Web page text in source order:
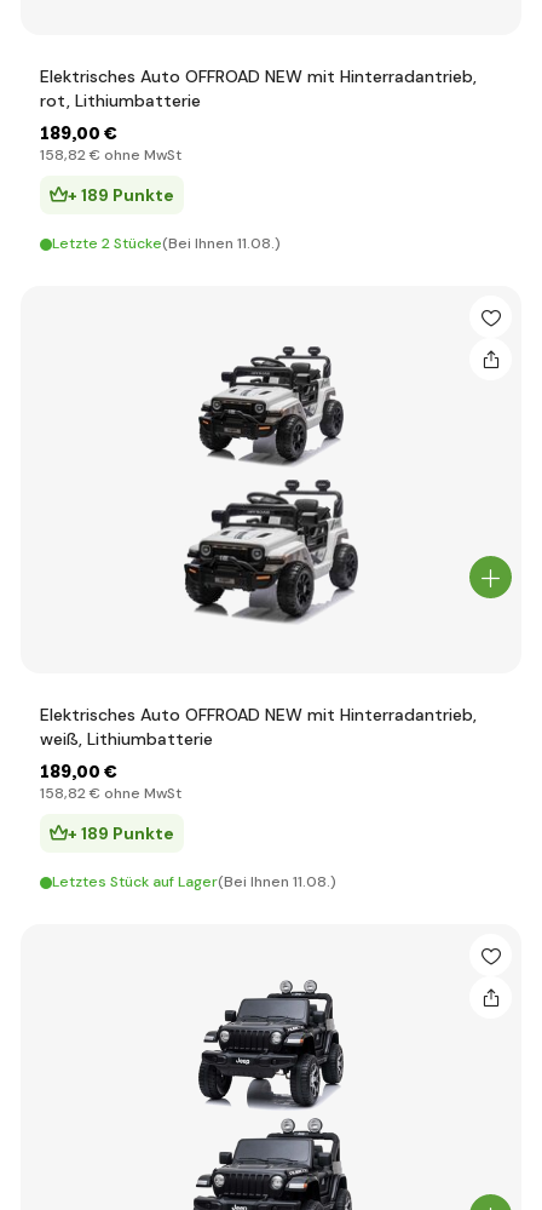
Elektrisches Auto OFFROAD NEW mit Hinterradantrieb,
rot, Lithiumbatterie
189,00 €
158,82 € ohne MwSt
+ 189 Punkte
Letzte 2 Stücke(Bei Ihnen 11.08.)
Elektrisches Auto OFFROAD NEW mit Hinterradantrieb,
weiß, Lithiumbatterie
189,00 €
158,82 € ohne MwSt
+ 189 Punkte
Letztes Stück auf Lager(Bei Ihnen 11.08.)